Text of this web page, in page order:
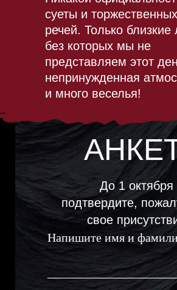
суеты и торжественных
речей. Только
без которых мы не
представляем этот
непринужденная
и много веселья!
До 1 октября
подтвердите,
свое
Напишите имя и